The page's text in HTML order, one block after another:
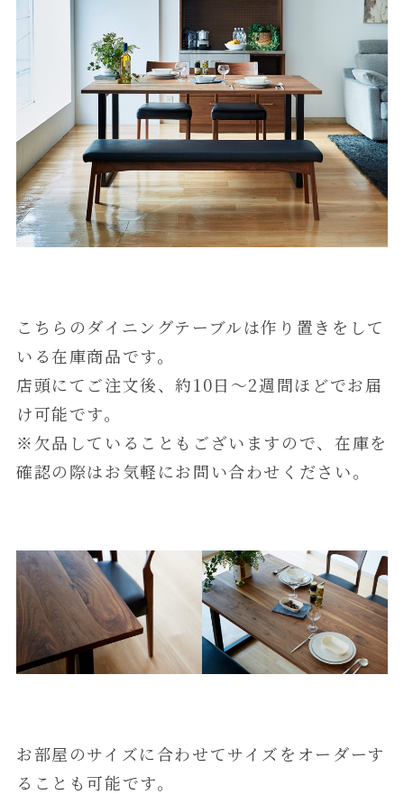
こちらのダイニングテーブルは作り置きをして
いる在庫商品です。
店頭にてご注文後、約10日～2週間ほどでお届
け可能です。
※欠品していることもございますので、在庫を
確認の際はお気軽にお問い合わせください。
お部屋のサイズに合わせてサイズをオーダーす
ることも可能です。